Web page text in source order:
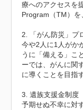
療へのアクセスを
Program（TM）を
2. 「がん防災」プ
今や2人に1人がか
うに「備える」こ
ーでは、がんに関
に導くことを目指
3. 遺族支援金制度
予期せぬ不幸に対